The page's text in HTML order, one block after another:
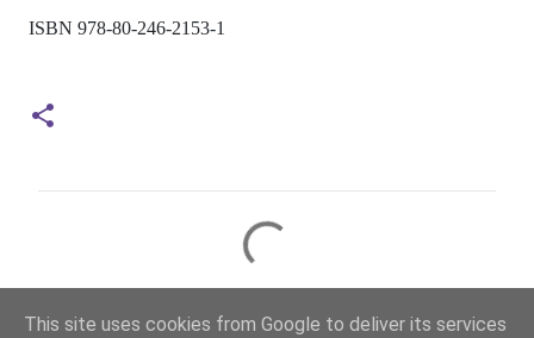
ISBN 978-80-246-2153-1
m
e
This site uses cookies from Google to deliver its services